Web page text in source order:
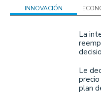
INNOVACIÓN
La
Le
plan